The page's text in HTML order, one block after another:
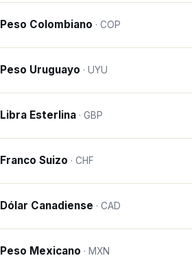
Peso Colombiano · COP
Peso Uruguayo · UYU
Libra Esterlina · GBP
Franco Suizo · CHF
Dólar Canadiense · CAD
Peso Mexicano · MXN